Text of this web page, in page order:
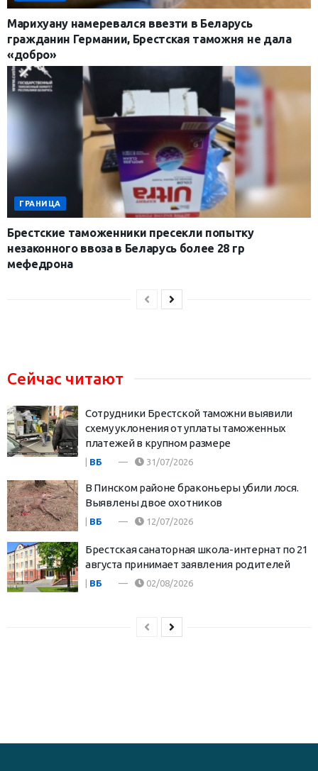
Марихуану намеревался ввезти в Беларусь
гражданин Германии, Брестская таможня не дала
«добро»
ГРАНИЦА
Брестские таможенники пресекли попытку
незаконного ввоза в Беларусь более 28 гр
мефедрона
Сейчас читают
Сотрудники Брестской таможни выявили
схему уклонения от уплаты таможенных
платежей в крупном размере
ВБ 31/07/2026
В Пинском районе браконьеры убили лося.
Выявлены двое охотников
ВБ 12/07/2026
Брестская санаторная школа-интернат по 21
августа принимает заявления родителей
ВБ 02/08/2026